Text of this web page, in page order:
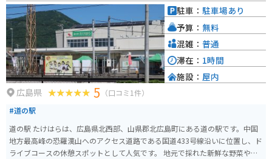
満点です。
広島県 5 （口コミ1件）
#道の駅
道の駅 たけはらは、広島県北西部、山県郡北広島町にある道の駅です。中国
地方最高峰の恐羅漢山へのアクセス道路である国道433号線沿いに位置し、ド
ライブコースの休憩スポットとして人気です。 地元で採れた新鮮な野菜や特
駐車： 駐車場あり
予算： 無料
混雑： 普通
滞在： 1時間
施設： 屋内